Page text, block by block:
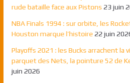
rude bataille face aux Pistons 23 juin
NBA Finals 1994 : sur orbite, les
Houston marque l’histoire 22 juin
Playoffs 2021 : les Bucks arrachent la
parquet des Nets, la pointure 52 de
juin 2026